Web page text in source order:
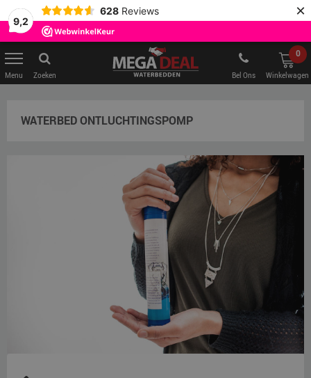
9,2
628 Reviews ×
Zoeken Bel Ons
0
Winkelwagen
WATERBED ONTLUCHTINGSPOMP